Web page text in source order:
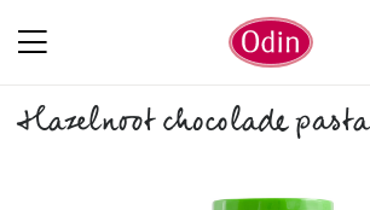
Hazelnoot chocolade pasta